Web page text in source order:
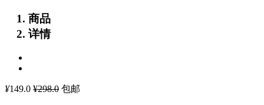
商品
详情
¥149.0 ¥298.0 包邮